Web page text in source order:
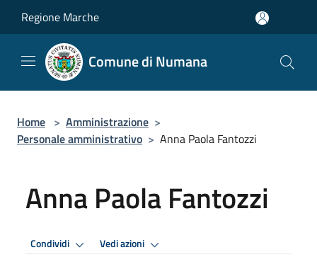
Regione Marche
Comune di Numana
Home > Amministrazione >
Personale amministrativo > Anna Paola Fantozzi
Anna Paola Fantozzi
Condividi Vedi azioni